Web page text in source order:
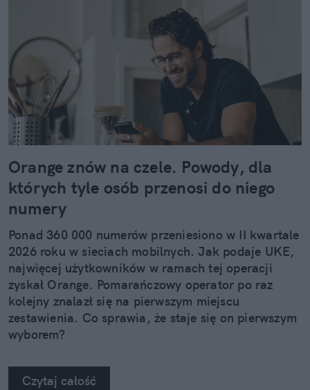
Orange znów na czele. Powody, dla
których tyle osób przenosi do niego
numery
Ponad 360 000 numerów przeniesiono w II kwartale
2026 roku w sieciach mobilnych. Jak podaje UKE,
najwięcej użytkowników w ramach tej operacji
zyskał Orange. Pomarańczowy operator po raz
kolejny znalazł się na pierwszym miejscu
zestawienia. Co sprawia, że staje się on pierwszym
wyborem?
Czytaj całość